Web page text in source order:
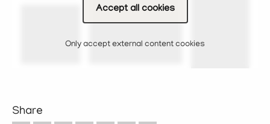
Accept all cookies
Only accept external content cookies
Share